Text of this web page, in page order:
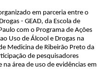
em parceria entre o
- GEAD, da Escola de
com o Programa de Ações
Uso de Álcool e Drogas na
Medicina de Ribeirão Preto da
de pesquisadores
área de uso de evidências em